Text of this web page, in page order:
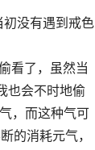
没有遇到戒色
看了，虽然当
也会不时地偷
，而这种气可
的消耗元气，